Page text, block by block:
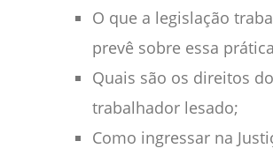
O que a legislação
prevê sobre essa
Quais são os direitos do
trabalhador lesado;
Como ingressar na